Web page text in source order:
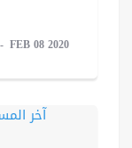
FEB 08 2020